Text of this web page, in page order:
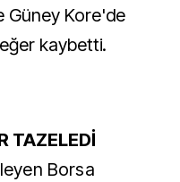
Güney Kore'de
kaybetti.
TAZELEDİ
Borsa